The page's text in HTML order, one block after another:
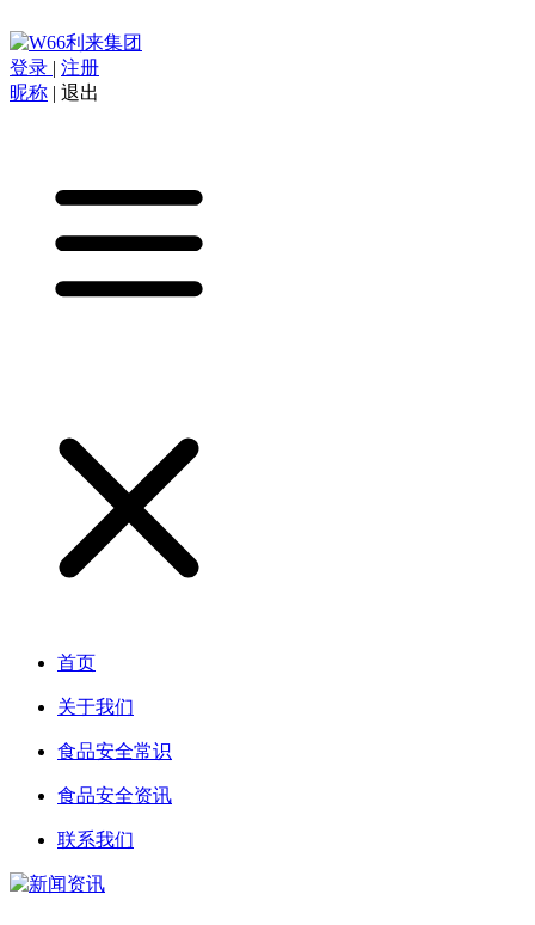
登录 | 注册
昵称 | 退出
首页
关于我们
食品安全常识
食品安全资讯
联系我们